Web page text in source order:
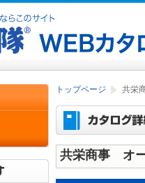
トップページ 共栄
共栄商事 オ